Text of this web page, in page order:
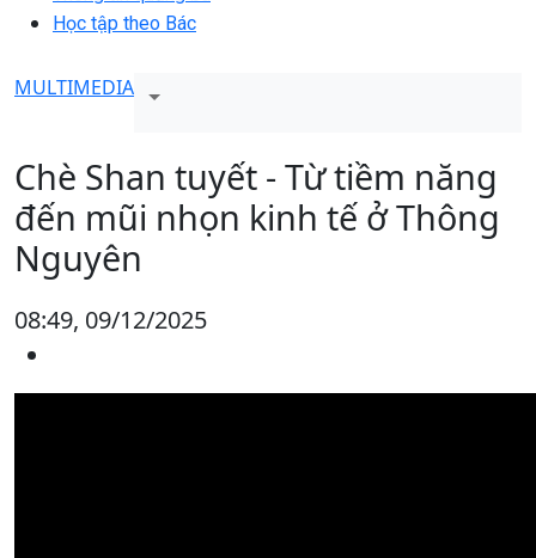
Học tập theo Bác
MULTIMEDIA
Chè Shan tuyết - Từ tiềm năng
đến mũi nhọn kinh tế ở Thông
Nguyên
08:49, 09/12/2025